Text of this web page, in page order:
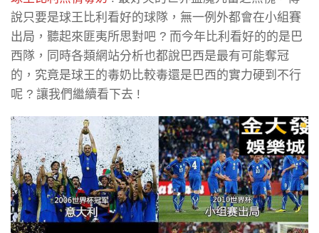
說只要是球王比利看好的球隊，無一例外都會在小組賽
出局，聽起來匪夷所思對吧 ? 而今年比利看好的的是巴
西隊，同時各類網站分析也都說巴西是最有可能奪冠
的，究竟是球王的毒奶比較毒還是巴西的實力硬到不行
呢 ? 讓我們繼續看下去 !